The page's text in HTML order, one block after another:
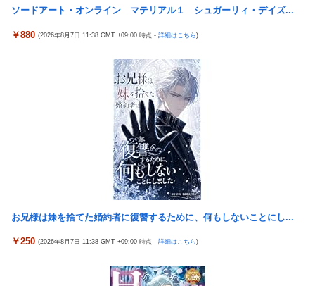
【悲報】ウミガメの赤ちゃんを放流した人、最悪の行動だと叩か
【艦これ】 なんか今回はE5は甲で当然みたいな流れあるよね
外国人「日本の未来は安泰だ」16歳MF三井寺眞、衝撃ゴール！
久保建英超え歴代2位の記録！3得点に絡む活躍で海外絶賛！【海
【動画】手術中に熊本地震直撃やばすぎる
江別大学生暴行ﾀﾋ″主犯格″の川口侑斗被告に「無期懲役」の判決
→当時17歳少年に「懲役30年」の判決
ジャンポケ斎藤と代理人のやりとり、「地獄すぎて完全にコント
になってる……」と衝撃を受ける人が続出中
決定 鎌田大地とチームメイトに
島倉りか様、モッツァレラチーズを巡ってスーパー店員とバトル
「金がないと結婚も子育ても無理」←これって本当にガチのマジ
ー」に陥る
は店休日とさせて頂きます」
【動画】地震発生時の熊本総合病院の手術室の様子が(((ﾟДﾟ)))
亡き叔母の遺書「実は17年前に従兄弟と赤ちゃんを交換した」全
員で家族会議を開いた結果、拍子抜けするほど〇〇な展開を迎え
て婚約者呆然←家族の絆が深すぎて修羅場にならんかった
高配当をうたった「みんなで大家さん」→実態は2881億円の債務
海外「全部日本の真似だったのか…」 日本の普通のテレビ番組が
最新SNSの数十年先を行っていたと話題に
【悲報】 観光客「やっぱり本場のジンギスカンは美味い！」道民
「中国人ってこんなに嫌われているの？」日本生活9年目で明か
ソードアート・オンライン マテリアル１ シュガーリィ・デイズ...
￥880 (2026年8月7日 11:38 GMT +09:00 時点 - 詳細はこちら)
お兄様は妹を捨てた婚約者に復讐するために、何もしないことにし...
￥250 (2026年8月7日 11:38 GMT +09:00 時点 - 詳細はこちら)